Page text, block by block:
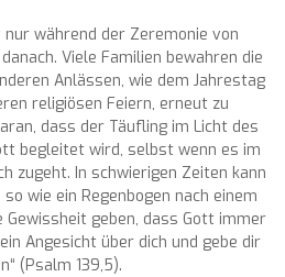
während der Zeremonie von
Viele Familien bewahren die
Anlässen, wie dem Jahrestag
religiösen Feiern, erneut zu
dass der Täufling im Licht des
begleitet wird, selbst wenn es im
zugeht. In schwierigen Zeiten kann
wie ein Regenbogen nach einem
geben, dass Gott immer
Angesicht über dich und gebe dir
(Psalm 139,5).